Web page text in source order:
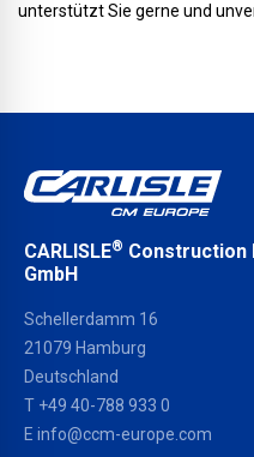
unterstützt Sie gerne und
CARLISLE® Construction
GmbH
Schellerdamm 16
21079 Hamburg
Deutschland
T +49 40-788 933 0
E info@ccm-europe.com